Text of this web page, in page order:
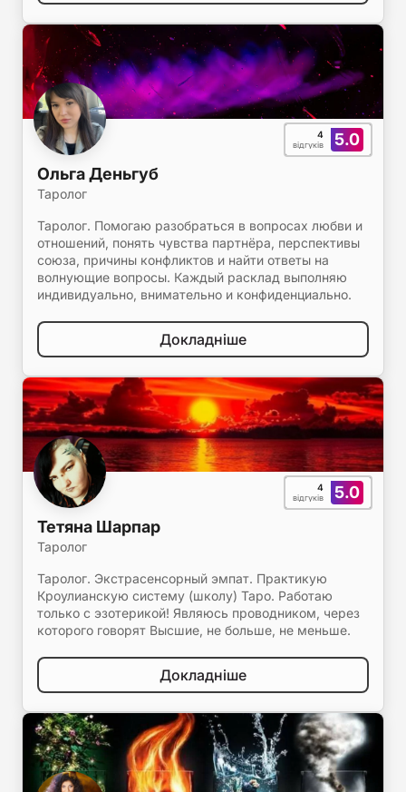
5.0
4
відгуків
Ольга Деньгуб
Таролог
Таролог. Помогаю разобраться в вопросах любви и
отношений, понять чувства партнёра, перспективы
союза, причины конфликтов и найти ответы на
волнующие вопросы. Каждый расклад выполняю
индивидуально, внимательно и конфиденциально.
Докладніше
5.0
4
відгуків
Тетяна Шарпар
Таролог
Таролог. Экстрасенсорный эмпат. Практикую
Кроулианскую систему (школу) Таро. Работаю
только с эзотерикой! Являюсь проводником, через
которого говорят Высшие, не больше, не меньше.
Докладніше